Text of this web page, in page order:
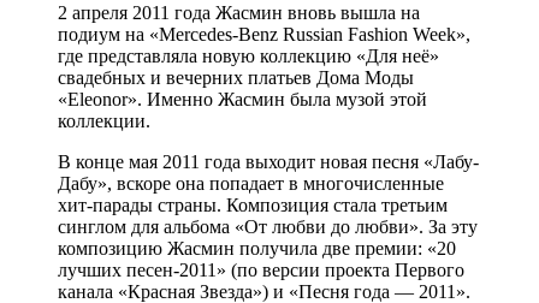
2 апреля 2011 года Жасмин вновь вышла на
подиум на «Mercedes-Benz Russian Fashion Week»,
где представляла новую коллекцию «Для неё»
свадебных и вечерних платьев Дома Моды
«Eleonor». Именно Жасмин была музой этой
коллекции.
В конце мая 2011 года выходит новая песня «Лабу-
Дабу», вскоре она попадает в многочисленные
хит-парады страны. Композиция стала третьим
синглом для альбома «От любви до любви». За эту
композицию Жасмин получила две премии: «20
лучших песен-2011» (по версии проекта Первого
канала «Красная Звезда») и «Песня года — 2011».